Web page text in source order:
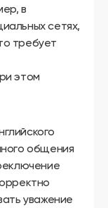
в
сетях,
требует
этом
общения
уважение